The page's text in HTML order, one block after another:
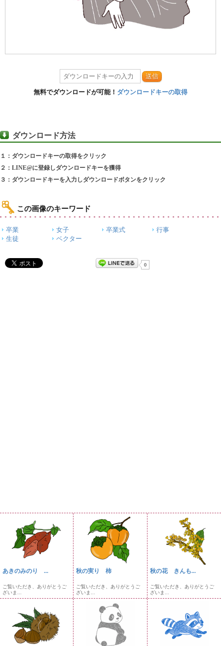
送信
無料でダウンロードが可能！ ダウンロードキーの取得
ダウンロード方法
１：ダウンロードキーの取得をクリック
２：LINE@に登録しダウンロードキーを獲得
３：ダウンロードキーを入力しダウンロードボタンをクリック
この画像のキーワード
卒業 女子 卒業式
行事
生徒
ベクター
0
あきのみのり ...
ご覧いただき、ありがとうご
ざいま...
秋の実り 柿
ご覧いただき、ありがとうご
ざいま...
秋の花 きんも...
ご覧いただき、ありがとうご
ざいま...